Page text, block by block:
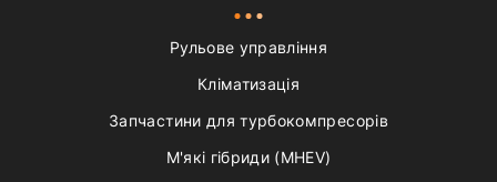
Рульове управління
Кліматизація
Запчастини для турбокомпресорів
М'які гібриди (MHEV)